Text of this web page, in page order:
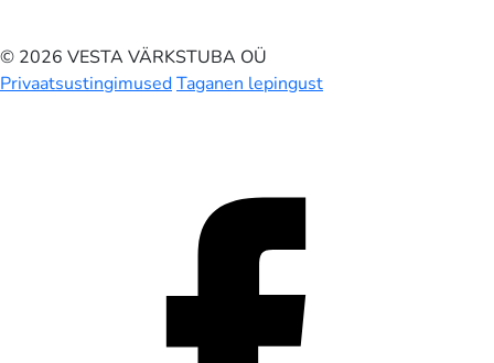
© 2026 VESTA VÄRKSTUBA OÜ
PrivaatsustingimusedTaganen lepingust